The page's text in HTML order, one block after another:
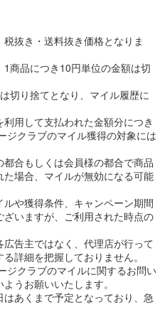
抜き・送料抜き価格となりま
商品につき10円単位の金額は切
切り捨てとなり、マイル履歴に
用して支払われた金額分につき
ジクラブのマイル獲得の対象には
合もしくは会員様の都合で商品
場合、マイルが無効になる可能
や獲得条件、キャンペーン期間
いますが、ご利用された時点の
告主ではなく、代理店が行って
詳細を把握しておりません。
ジクラブのマイルに関するお問い
うお願いいたします。
あくまで予定となっており、急